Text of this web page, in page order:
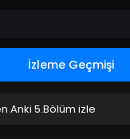
İzleme Geçmişi
Anki 5.Bölüm izle